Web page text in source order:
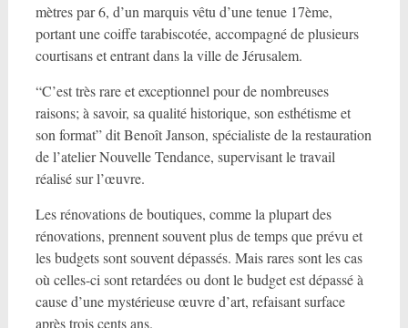
mètres par 6, d’un marquis vêtu d’une tenue 17ème,
portant une coiffe tarabiscotée, accompagné de plusieurs
courtisans et entrant dans la ville de Jérusalem.
“C’est très rare et exceptionnel pour de nombreuses
raisons; à savoir, sa qualité historique, son esthétisme et
son format” dit Benoît Janson, spécialiste de la restauration
de l’atelier Nouvelle Tendance, supervisant le travail
réalisé sur l’œuvre.
Les rénovations de boutiques, comme la plupart des
rénovations, prennent souvent plus de temps que prévu et
les budgets sont souvent dépassés. Mais rares sont les cas
où celles-ci sont retardées ou dont le budget est dépassé à
cause d’une mystérieuse œuvre d’art, refaisant surface
après trois cents ans.